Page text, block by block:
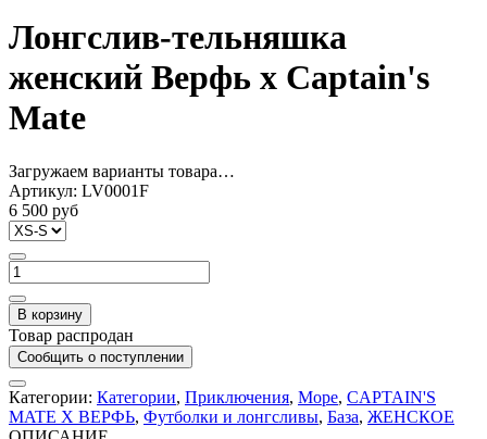
Лонгслив-тельняшка
женский Верфь х Captain's
Mate
Загружаем варианты товара…
Артикул: LV0001F
6 500 руб
В корзину
Товар распродан
Сообщить о поступлении
Категории: Категории, Приключения, Море, CAPTAIN'S
MATE X ВЕРФЬ, Футболки и лонгсливы, База, ЖЕНСКОЕ